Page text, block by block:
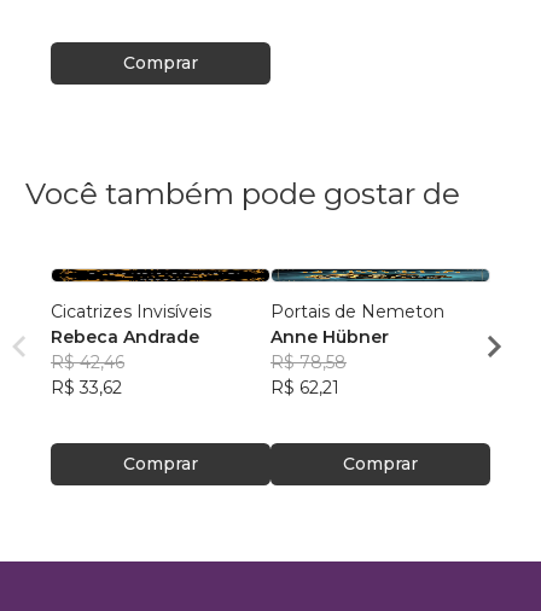
Comprar
Você também pode gostar de
Cicatrizes Invisíveis
Rebeca Andrade
R$ 42,46
R$ 33,62
Comprar
Portais de Nemeton
Anne Hübner
R$ 78,58
R$ 62,21
Comprar
451